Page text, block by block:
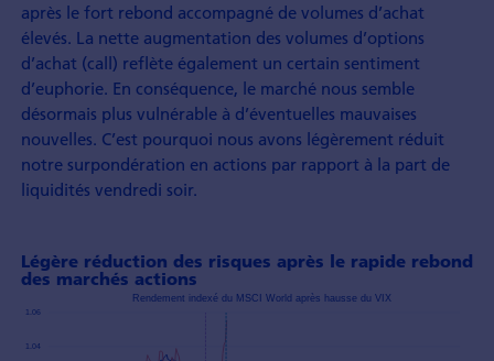
après le fort rebond accompagné de volumes d’achat
élevés. La nette augmentation des volumes d’options
d’achat (call) reflète également un certain sentiment
d’euphorie. En conséquence, le marché nous semble
désormais plus vulnérable à d’éventuelles mauvaises
nouvelles. C’est pourquoi nous avons légèrement réduit
notre surpondération en actions par rapport à la part de
liquidités vendredi soir.
Légère réduction des risques après le rapide rebond
des marchés actions